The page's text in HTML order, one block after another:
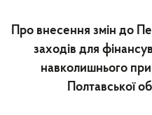
Про внесення змін до
заходів для
навколишнього
Полтавської